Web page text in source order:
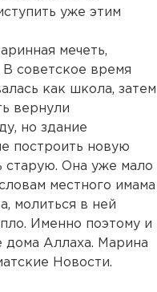
уже этим
мечеть,
советское время
как школа, затем
вернули
но здание
построить новую
старую. Она уже мало
местного имама
молиться в ней
Именно поэтому и
дома Аллаха. Марина
Новости.